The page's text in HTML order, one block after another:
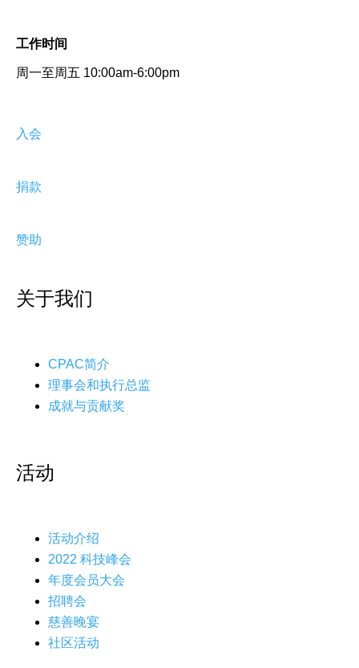
工作时间
周一至周五 10:00am-6:00pm
入会
捐款
赞助
关于我们
CPAC简介
理事会和执行总监
成就与贡献奖
活动
活动介绍
2022 科技峰会
年度会员大会
招聘会
慈善晚宴
社区活动